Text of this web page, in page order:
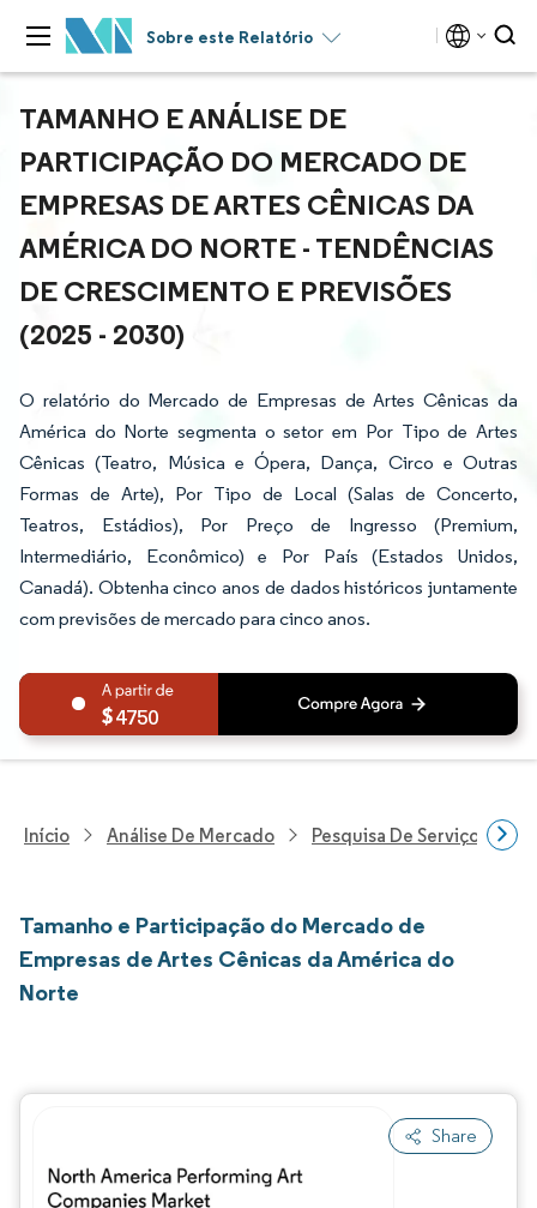
Sobre este Relatório
TAMANHO E ANÁLISE DE
PARTICIPAÇÃO DO MERCADO DE
EMPRESAS DE ARTES CÊNICAS DA
AMÉRICA DO NORTE - TENDÊNCIAS
DE CRESCIMENTO E PREVISÕES
(2025 - 2030)
O relatório do Mercado de Empresas de Artes Cênicas da
América do Norte segmenta o setor em Por Tipo de Artes
Cênicas (Teatro, Música e Ópera, Dança, Circo e Outras
Formas de Arte), Por Tipo de Local (Salas de Concerto,
Teatros, Estádios), Por Preço de Ingresso (Premium,
Intermediário, Econômico) e Por País (Estados Unidos,
Canadá). Obtenha cinco anos de dados históricos juntamente
com previsões de mercado para cinco anos.
4750
Início Análise De Mercado Pesquisa De Serviços
Tamanho e Participação do Mercado de
Empresas de Artes Cênicas da América do
Norte
Share